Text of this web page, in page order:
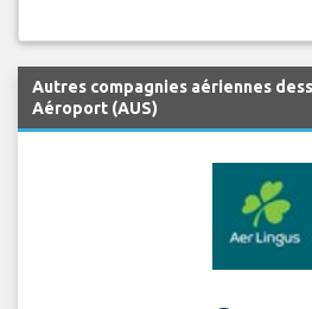
Autres compagnies aériennes
Aéroport (AUS)